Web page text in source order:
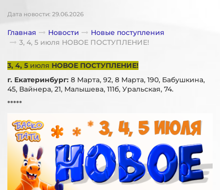
Дата новости: 29.06.2026
Главная Новости
Новые поступления
3, 4, 5 июля НОВОЕ ПОСТУПЛЕНИЕ!
3, 4, 5 июля НОВОЕ ПОСТУПЛЕНИЕ!
г. Екатеринбург: 8 Марта, 92, 8 Марта, 190, Бабушкина,
45, Вайнера, 21, Малышева, 111б, Уральская, 74.
*****